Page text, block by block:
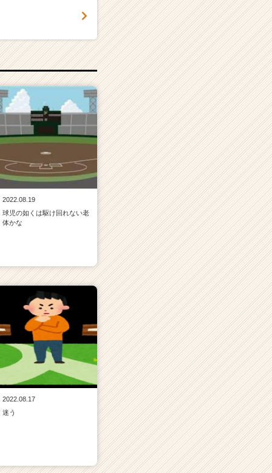
2022.08.19
球児の如くは駆け回れない老
体かな
2022.08.17
迷う